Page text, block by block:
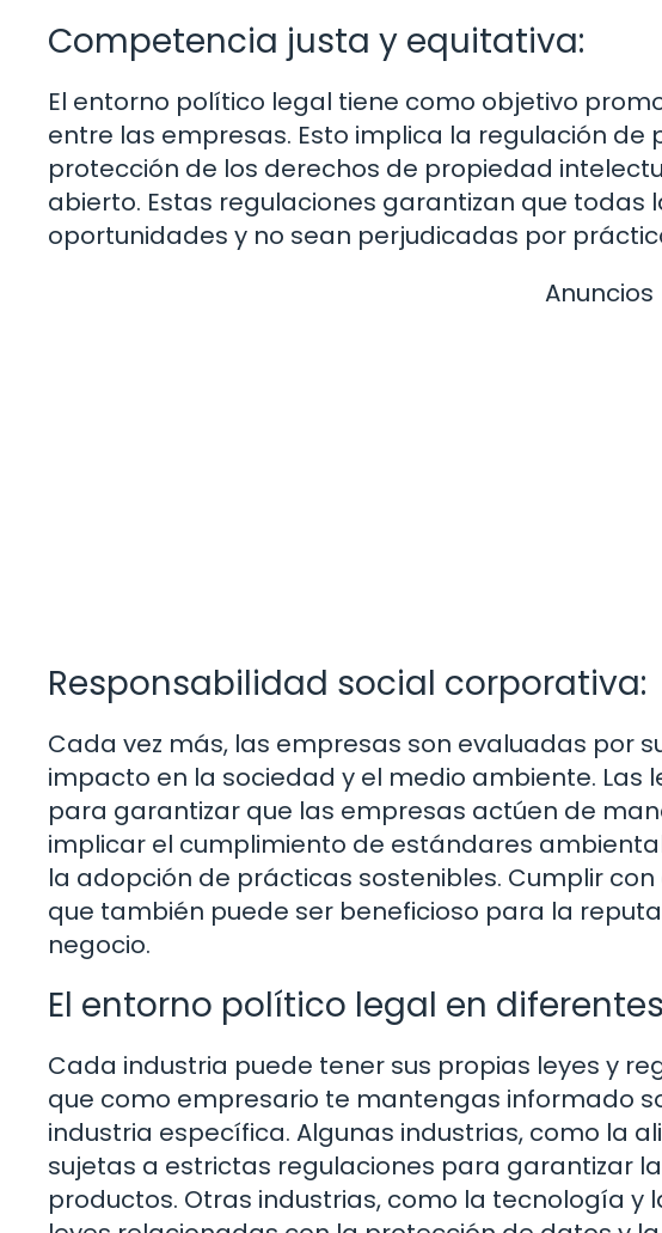
Competencia justa y equitativa:
El entorno político legal tiene como objetivo
entre las empresas. Esto implica la regulación
protección de los derechos de propiedad
abierto. Estas regulaciones garantizan que
oportunidades y no sean perjudicadas por
Anuncios
Responsabilidad social corporativa:
Cada vez más, las empresas son evaluadas por
impacto en la sociedad y el medio ambiente. Las
para garantizar que las empresas actúen de
implicar el cumplimiento de estándares
la adopción de prácticas sostenibles. Cumplir
que también puede ser beneficioso para la
negocio.
El entorno político legal en
Cada industria puede tener sus propias leyes y
que como empresario te mantengas informado
industria específica. Algunas industrias, como la
sujetas a estrictas regulaciones para garantizar
productos. Otras industrias, como la tecnología y